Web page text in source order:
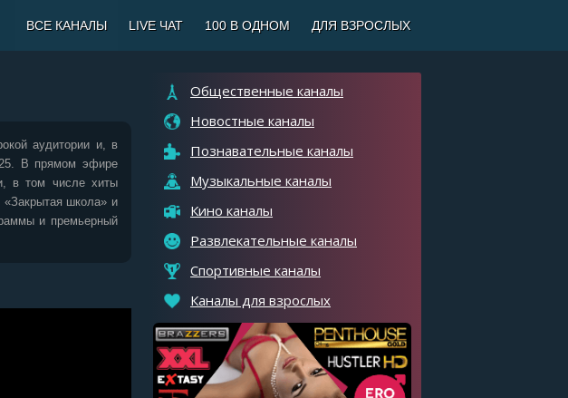
ВСЕ КАНАЛЫ LIVE ЧАТ 100 В ОДНОМ ДЛЯ ВЗРОСЛЫХ
аудитории и, в
25. В прямом эфире
в том числе хиты
школа» и
и премьерный
Общественные каналы
Новостные каналы
Познавательные каналы
Музыкальные каналы
Кино каналы
Развлекательные каналы
Спортивные каналы
Каналы для взрослых